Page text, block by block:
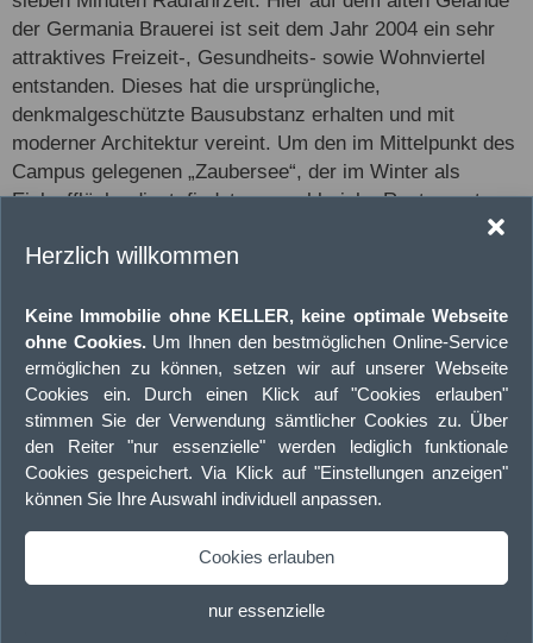
Herzlich willkommen
Keine Immobilie ohne KELLER, keine optimale Webseite
ohne Cookies.Um Ihnen den bestmöglichen Online-Service
ermöglichen zu können, setzen wir auf unserer Webseite
Cookies ein. Durch einen Klick auf "Cookies erlauben"
stimmen Sie der Verwendung sämtlicher Cookies zu. Über
den Reiter "nur essenzielle" werden lediglich funktionale
Cookies gespeichert. Via Klick auf "Einstellungen anzeigen"
können Sie Ihre Auswahl individuell anpassen.
Cookies erlauben
nur essenzielle
der Germania Brauerei ist seit dem Jahr 2004 ein sehr
attraktives Freizeit-, Gesundheits- sowie Wohnviertel
entstanden. Dieses hat die ursprüngliche,
denkmalgeschützte Bausubstanz erhalten und mit
moderner Architektur vereint. Um den im Mittelpunkt des
Campus gelegenen „Zaubersee“, der im Winter als
Eislauffläche dient, findet man zahlreiche Restaurants,
Ärzte als auch verschiedene Einkaufsgeschäfte, die das
Angebot des Zentrums von Kinderhaus ergänzen.
Minuten zu zwei unterschiedlichen Sportvereinen, die
beide ein breites Angebot an sportlichen Aktivitäten für
Jung und Alt bieten. Das Freibad „Coburg“, mit
Beachvolleyballplätzen und Sprungturm, ist ebenfalls in
ungefähr sechs Minuten erreichbar. Zum nächsten
Golfplatz und zum nahe gelegenen Tennisclub gelangt
man in unter zehn Minuten. Unzählige Wander- sowie
Radwege als auch Joggingstrecken, über die idyllischen
Feld- und Waldwege der Umgebung, bieten den
Alltagsstress. Ebenfalls nicht weit entfernt liegt der